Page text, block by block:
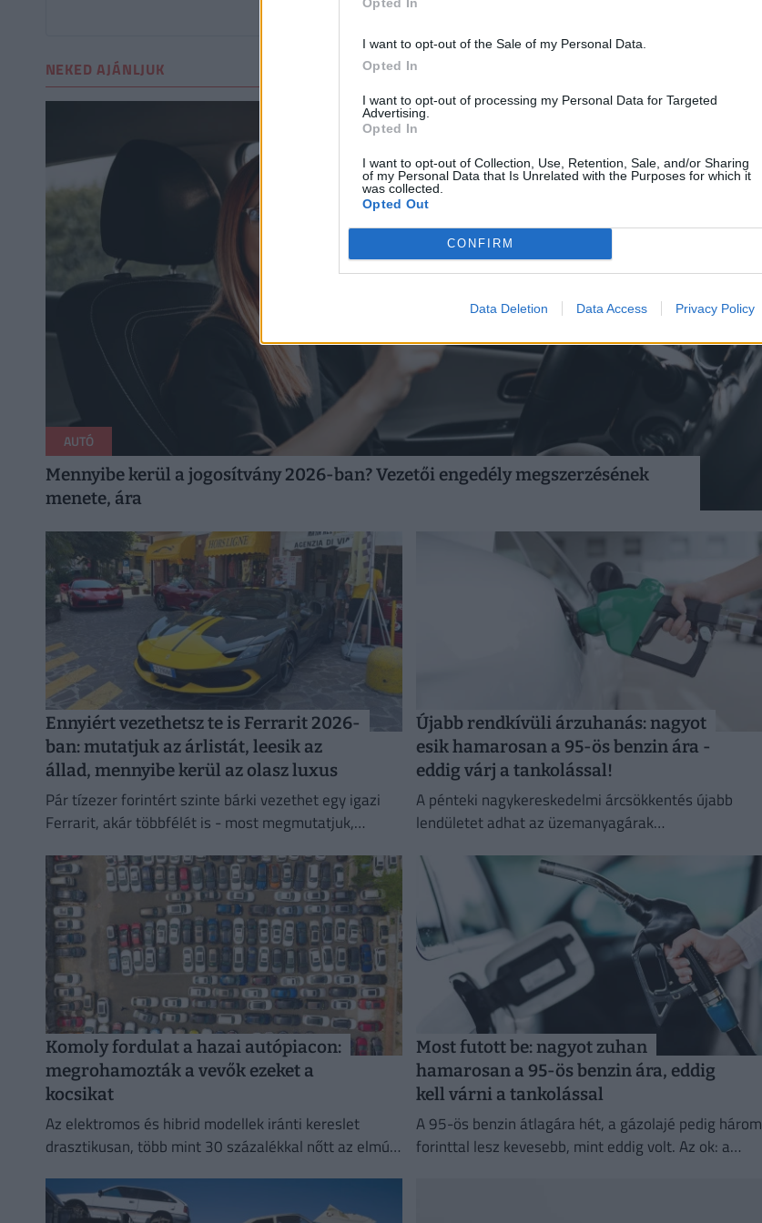
I want to opt-out of the Sale of my Personal Data.
Opted In
I want to opt-out of processing my Personal Data for Targeted
Advertising.
Opted In
I want to opt-out of Collection, Use, Retention, Sale, and/or Sharing
of my Personal Data that Is Unrelated with the Purposes for which it
was collected.
Opted Out
CONFIRM
Data Deletion Data Access Privacy Policy
Még nincsenek hozzászólások. Legyél te az első!
NEKED AJÁNLJUK
AUTÓ
Mennyibe kerül a jogosítvány 2026-ban? Vezetői engedély megszerzésének
menete, ára
Ennyiért vezethetsz te is Ferrarit 2026-
ban: mutatjuk az árlistát, leesik az
állad, mennyibe kerül az olasz luxus
Pár tízezer forintért szinte bárki vezethet egy igazi
Ferrarit, akár többfélét is - most megmutatjuk,
Újabb rendkívüli árzuhanás: nagyot
esik hamarosan a 95-ös benzin ára -
eddig várj a tankolással!
A pénteki nagykereskedelmi árcsökkentés újabb
lendületet adhat az üzemanyagárak
Komoly fordulat a hazai autópiacon:
megrohamozták a vevők ezeket a
kocsikat
Az elektromos és hibrid modellek iránti kereslet
drasztikusan, több mint 30 százalékkal nőtt az elmúlt
Most futott be: nagyot zuhan
hamarosan a 95-ös benzin ára, eddig
kell várni a tankolással
A 95-ös benzin átlagára hét, a gázolajé pedig három
forinttal lesz kevesebb, mint eddig volt. Az ok: a